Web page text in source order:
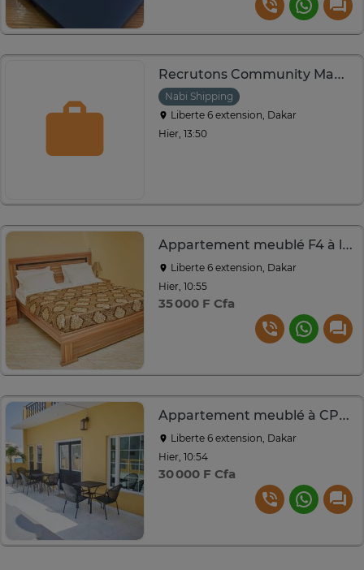
Recrutons Community Manager
Nabi Shipping
Liberte 6 extension, Dakar
Hier, 13:50
Appartement meublé F4 à louer à CPI
Liberte 6 extension, Dakar
Hier, 10:55
35 000 F Cfa
Appartement meublé à CPI Sacré Coeur extension
Liberte 6 extension, Dakar
Hier, 10:54
30 000 F Cfa